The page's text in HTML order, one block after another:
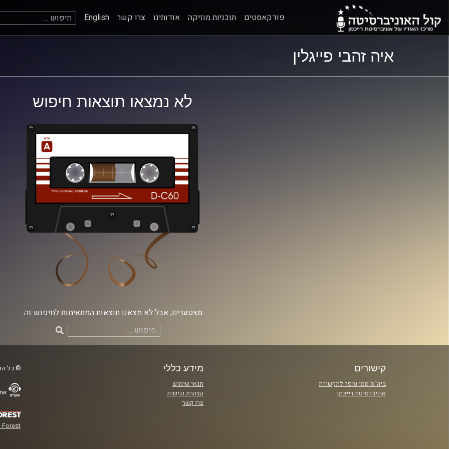
פודקאסטים תוכניות מוזיקה אודותינו צרו קשר English חיפוש:
איה זהבי פייגלין
לא נמצאו תוצאות חיפוש
מצטערים, אבל לא מצאנו תוצאות המתאימות לחיפוש זה.
חיפוש:
קישורים
ביה"ס סמי עופר לתקשורת
אוניברסיטת רייכמן
מידע כללי
תנאי שימוש
הצהרת נגישות
צרו קשר
© כל
Forest